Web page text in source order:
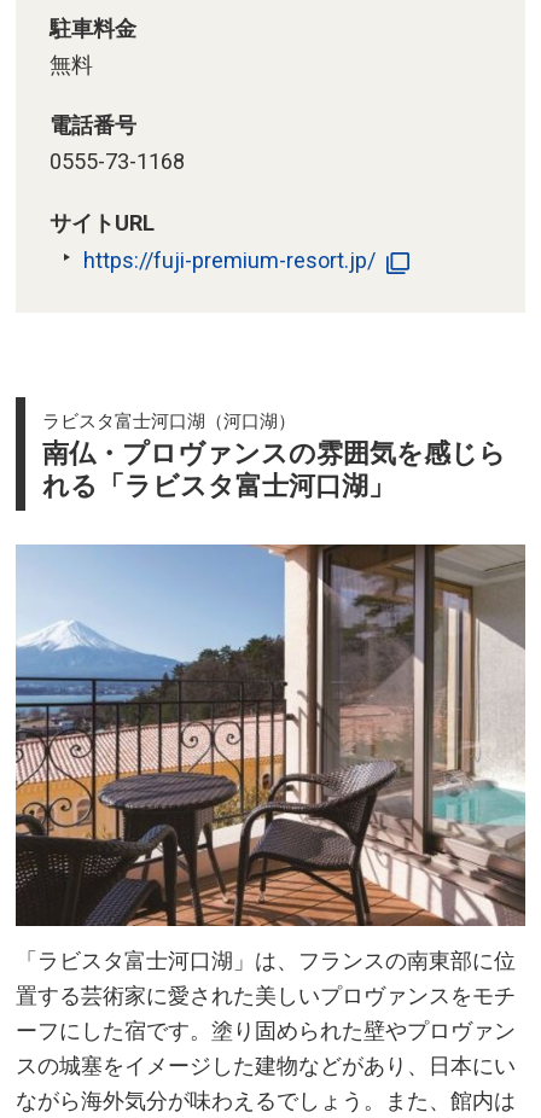
駐車料金
無料
電話番号
0555-73-1168
サイトURL
https://fuji-premium-resort.jp/
ラビスタ富士河口湖（河口湖）
南仏・プロヴァンスの雰囲気を感じら
れる「ラビスタ富士河口湖」
「ラビスタ富士河口湖」は、フランスの南東部に位
置する芸術家に愛された美しいプロヴァンスをモチ
ーフにした宿です。塗り固められた壁やプロヴァン
スの城塞をイメージした建物などがあり、日本にい
ながら海外気分が味わえるでしょう。また、館内は